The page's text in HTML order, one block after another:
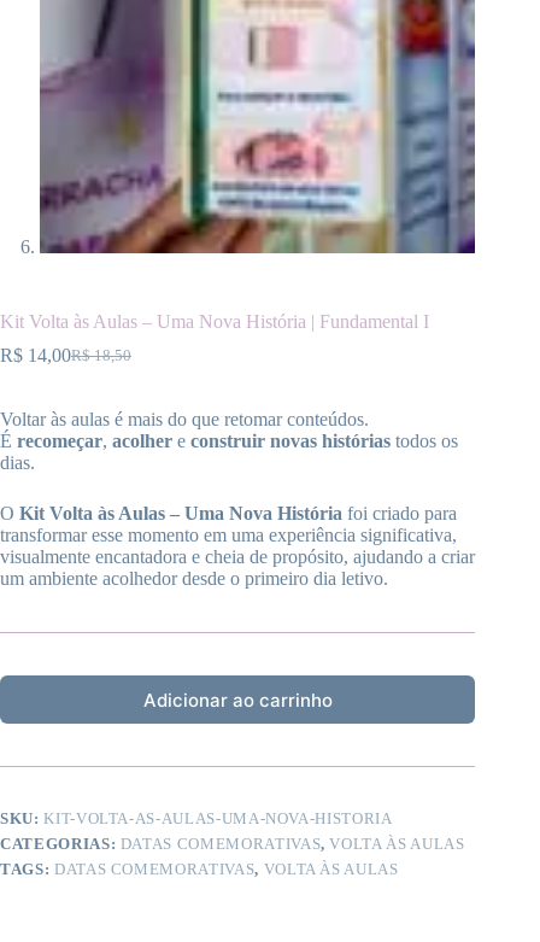
Kit Volta às Aulas – Uma Nova História | Fundamental I
R$18,50
O
original
era:
R$ 18,50.
R$ 14,00O
atual
é:
R$ 14,00.
Voltar às aulas é mais do que retomar conteúdos.
É recomeçar, acolher e construir novas histórias todos os
dias.
O Kit Volta às Aulas – Uma Nova História foi criado para
transformar esse momento em uma experiência significativa,
visualmente encantadora e cheia de propósito, ajudando a criar
um ambiente acolhedor desde o primeiro dia letivo.
Adicionar ao carrinho
SKU:KIT-VOLTA-AS-AULAS-UMA-NOVA-HISTORIA
CATEGORIAS: DATAS COMEMORATIVAS,VOLTA ÀS AULAS
TAGS: DATAS COMEMORATIVAS, VOLTA ÀS AULAS